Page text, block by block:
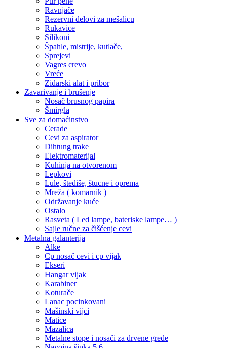
Ravnjače
Rezervni delovi za mešalicu
Rukavice
Silikoni
Špahle, mistrije, kutlače,
Sprejevi
Vagres crevo
Vreće
Zidarski alat i pribor
Zavarivanje i brušenje
Nosač brusnog papira
Šmirgla
Sve za domaćinstvo
Cerade
Cevi za aspirator
Dihtung trake
Elektromaterijal
Kuhinja na otvorenom
Lepkovi
Lule, štediše, štucne i oprema
Mreža ( komarnik )
Održavanje kuće
Ostalo
Rasveta ( Led lampe, bateriske lampe… )
Sajle ručne za čišćenje cevi
Metalna galanterija
Alke
Cp nosač cevi i cp vijak
Ekseri
Hangar vijak
Karabiner
Koturače
Lanac pocinkovani
Mašinski vijci
Matice
Mazalica
Metalne stope i nosači za drvene grede